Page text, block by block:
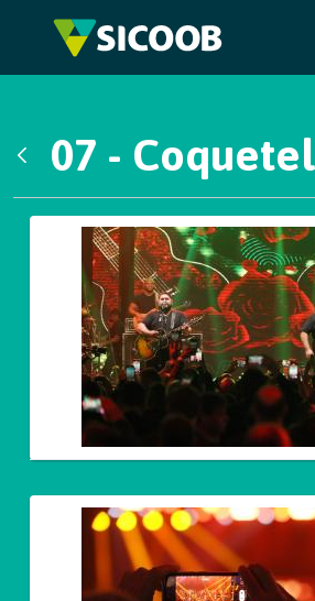
Pular para o Conteúdo principal
07 - Coquetel
Galeria de Mídias